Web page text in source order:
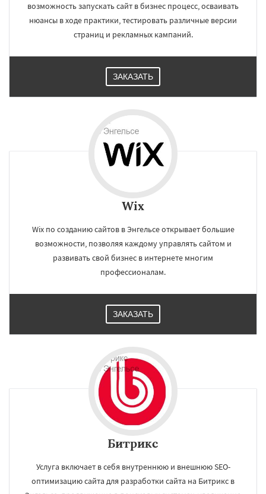
возможность запускать сайт в бизнес процесс, осваивать
нюансы в ходе практики, тестировать различные версии
страниц и рекламных кампаний.
ЗАКАЗАТЬ
Wix
Wix по созданию сайтов в Энгельсе открывает большие
возможности, позволяя каждому управлять сайтом и
развивать свой бизнес в интернете многим
профессионалам.
ЗАКАЗАТЬ
Битрикс
Услуга включает в себя внутреннюю и внешнюю SEO-
оптимизацию сайта для разработки сайта на Битрикс в